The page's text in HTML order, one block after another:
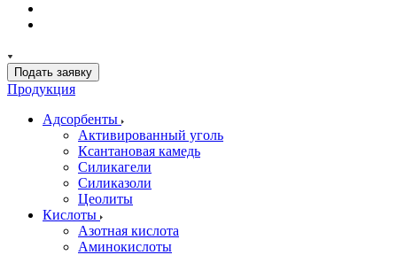
Подать заявку
Продукция
Адсорбенты
Активированный уголь
Ксантановая камедь
Силикагели
Силиказоли
Цеолиты
Кислоты
Азотная кислота
Аминокислоты